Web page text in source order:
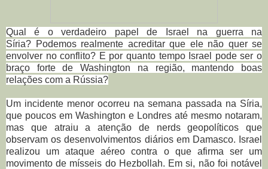
Qual é o verdadeiro papel de Israel na guerra na
Síria? Podemos realmente acreditar que ele não quer se
envolver no conflito? E por quanto tempo Israel pode ser o
braço forte de Washington na região, mantendo boas
relações com a Rússia?
Um incidente menor ocorreu na semana passada na Síria,
que poucos em Washington e Londres até mesmo notaram,
mas que atraiu a atenção de nerds geopolíticos que
observam os desenvolvimentos diários em Damasco. Israel
realizou um ataque aéreo contra o que afirma ser um
movimento de mísseis do Hezbollah. Em si, não foi notável